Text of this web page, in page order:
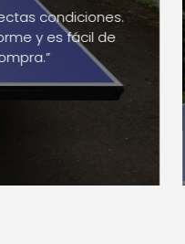
condiciones.
y es fácil de